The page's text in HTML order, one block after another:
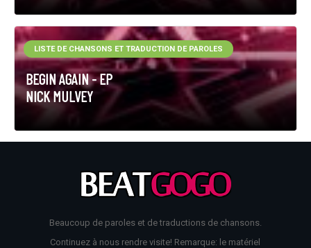
BEGIN AGAIN - EP
NICK MULVEY
LISTE DE CHANSONS ET TRADUCTION DE PAROLES
Beaucoup de paroles et de traductions de chansons.
Continuez à nous rendre visite! Remarque: le matériel